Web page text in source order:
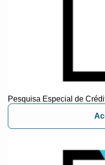
Pesquisa Especial de